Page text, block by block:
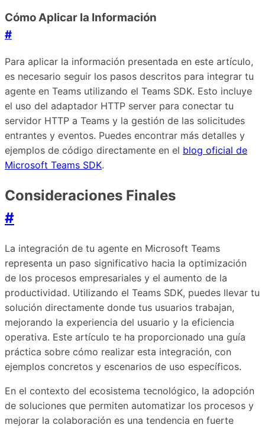
Cómo Aplicar la Información
#
Para aplicar la información presentada en este artículo,
es necesario seguir los pasos descritos para integrar tu
agente en Teams utilizando el Teams SDK. Esto incluye
el uso del adaptador HTTP server para conectar tu
servidor HTTP a Teams y la gestión de las solicitudes
entrantes y eventos. Puedes encontrar más detalles y
ejemplos de código directamente en el blog oficial de
Microsoft Teams SDK.
Consideraciones Finales
#
La integración de tu agente en Microsoft Teams
representa un paso significativo hacia la optimización
de los procesos empresariales y el aumento de la
productividad. Utilizando el Teams SDK, puedes llevar tu
solución directamente donde tus usuarios trabajan,
mejorando la experiencia del usuario y la eficiencia
operativa. Este artículo te ha proporcionado una guía
práctica sobre cómo realizar esta integración, con
ejemplos concretos y escenarios de uso específicos.
En el contexto del ecosistema tecnológico, la adopción
de soluciones que permiten automatizar los procesos y
mejorar la colaboración es una tendencia en fuerte